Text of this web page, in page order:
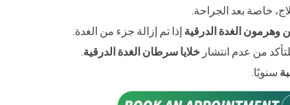
خاصة بعد الجراحة.
وهرمون الغدة الدرقية إذا تم إزالة جزء من الغدة.
من عدم انتشار خلايا سرطان الغدة الدرقية.
سنويًا.